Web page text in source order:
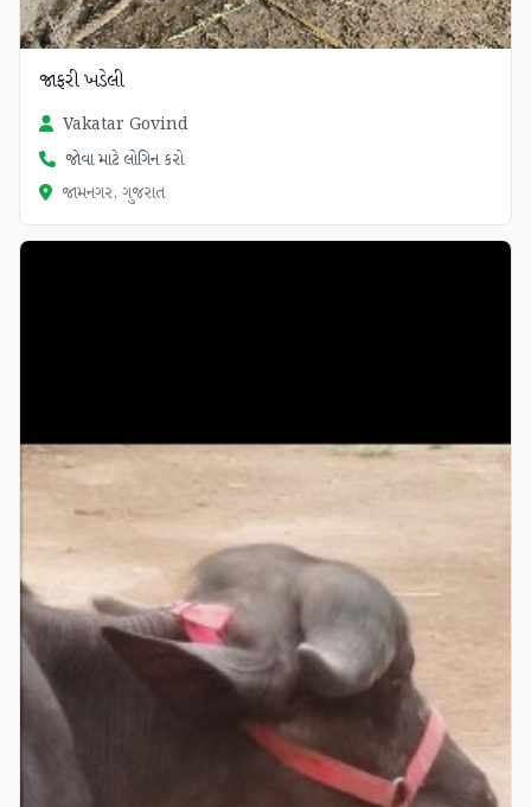
જાફરી ખડેલી
Vakatar Govind
જોવા માટે લોગિન કરો
જામનગર, ગુજરાત